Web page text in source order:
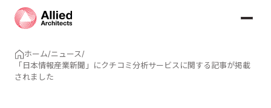
ホーム/ニュース/
「日本情報産業新聞」にクチコミ分析サービスに関する記事が掲載
されました